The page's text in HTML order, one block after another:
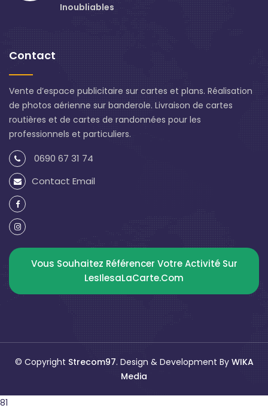
Inoubliables
Contact
Vente d’espace publicitaire sur cartes et plans. Réalisation
de photos aérienne sur banderole. Livraison de cartes
routières et de cartes de randonnées pour les
professionnels et particuliers.
0690 67 31 74
Contact Email
Vous Souhaitez Référencer Votre Activité Sur
LesIlesaLaCarte.com
© Copyright Strecom97. Design & Development By WIKA
Media
81